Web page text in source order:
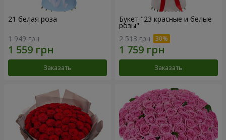
21 белая роза
1 949 грн
Заказать
Букет "23 красные и белые
розы"
2 513 грн
Заказать